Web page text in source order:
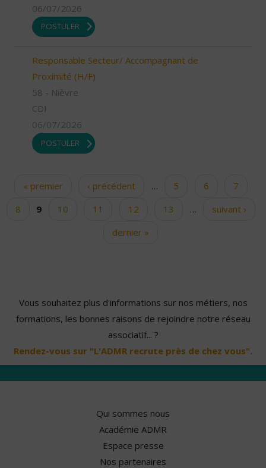
06/07/2026
POSTULER
Responsable Secteur/ Accompagnant de
Proximité (H/F)
58 - Nièvre
CDI
06/07/2026
POSTULER
Pages« premier ‹ précédent … 5 6
7
8
9 10 11 12 13 …
suivant ›
dernier »
Vous souhaitez plus d'informations sur nos métiers, nos
formations, les bonnes raisons de rejoindre notre réseau
associatif... ?
Rendez-vous sur "L'ADMR recrute près de chez vous".
Qui sommes nous
Académie ADMR
Espace presse
Nos partenaires